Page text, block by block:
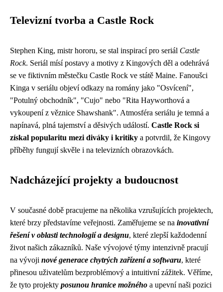
Televizní tvorba a Castle Rock
Stephen King, mistr hororu, se stal inspirací pro seriál Castle
Rock. Seriál mísí postavy a motivy z Kingových děl a odehrává
se ve fiktivním městečku Castle Rock ve státě Maine. Fanoušci
Kinga v seriálu objeví odkazy na romány jako "Osvícení",
"Potulný obchodník", "Cujo" nebo "Rita Hayworthová a
vykoupení z věznice Shawshank". Atmosféra seriálu je temná a
napínavá, plná tajemství a děsivých událostí. Castle Rock si
získal popularitu mezi diváky i kritiky a potvrdil, že Kingovy
příběhy fungují skvěle i na televizních obrazovkách.
Nadcházející projekty a budoucnost
V současné době pracujeme na několika vzrušujících projektech,
které brzy představíme veřejnosti. Zaměřujeme se na inovativní
řešení v oblasti technologií a designu, které zlepší každodenní
život našich zákazníků. Naše vývojové týmy intenzivně pracují
na vývoji nové generace chytrých zařízení a softwaru, které
přinesou uživatelům bezproblémový a intuitivní zážitek. Věříme,
že tyto projekty posunou hranice možného a upevní naši pozici